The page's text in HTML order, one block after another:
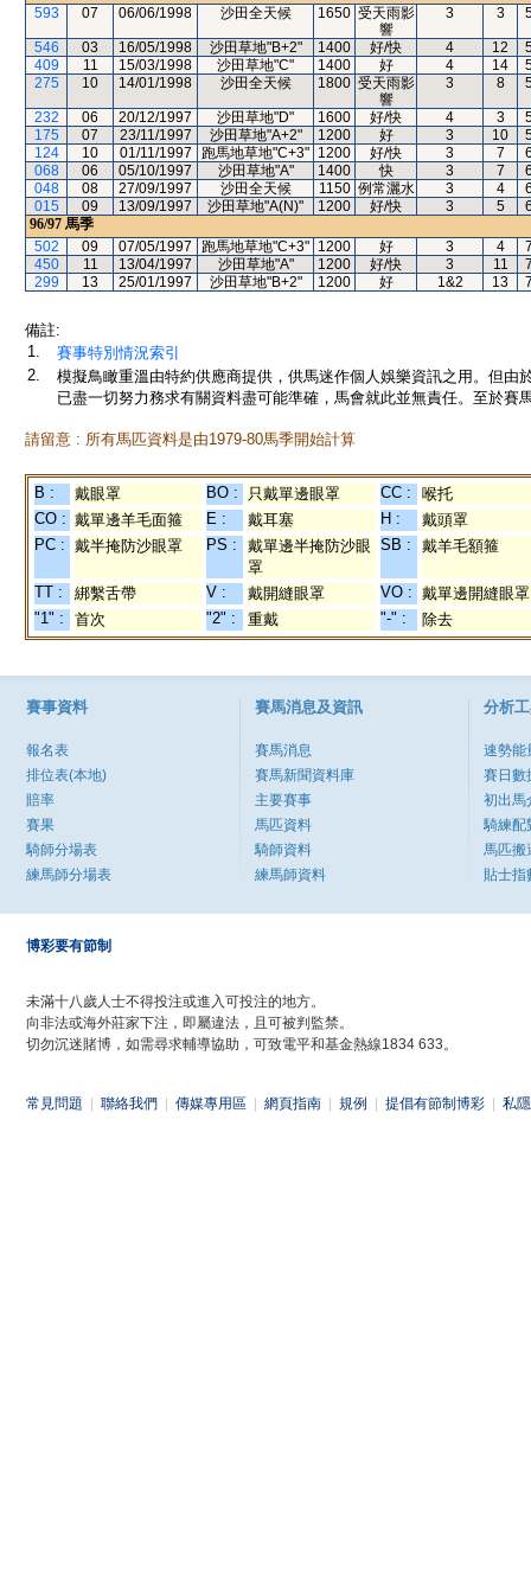
593
07 06/06/1998 沙田全天候 1650 受天雨影
響
3 3
546 03 16/05/1998 沙田草地"B+2" 1400 好/快 4 12
409
11 15/03/1998 沙田草地"C" 1400 好 4 14
275
10 14/01/1998 沙田全天候 1800 受天雨影
響
3 8
232 06 20/12/1997 沙田草地"D" 1600 好/快 4 3
175
07 23/11/1997 沙田草地"A+2" 1200 好 3 10
124
10 01/11/1997 跑馬地草地"C+3" 1200 好/快 3 7
068
06 05/10/1997 沙田草地"A" 1400 快 3 7
048
08 27/09/1997 沙田全天候 1150 例常灑水 3 4
015
09 13/09/1997 沙田草地"A(N)" 1200 好/快 3 5
96/97 馬季
502
09 07/05/1997 跑馬地草地"C+3" 1200 好 3 4
450
11 13/04/1997 沙田草地"A" 1200 好/快 3 11
299
13 25/01/1997 沙田草地"B+2" 1200 好 1&2 13
備註:
1.
賽事特別情況索引
2.
模擬鳥瞰重溫由特約供應商提供，供馬迷作個人娛樂資訊之用。但
已盡一切努力務求有關資料盡可能準確，馬會就此並無責任。至於賽
請留意 : 所有馬匹資料是由1979-80馬季開始計算
B : 戴眼罩 BO : 只戴單邊眼罩 CC :
喉托
CO : 戴單邊羊毛面箍 E : 戴耳塞 H :
戴頭罩
PC : 戴半掩防沙眼罩 PS :
戴單邊半掩防沙眼
罩
SB : 戴羊毛額箍
TT : 綁繫舌帶 V : 戴開縫眼罩 VO : 戴單邊開縫眼罩
"1" :
首次 "2" : 重戴 "-" : 除去
賽事資料
報名表
排位表(本地)
賠率
賽果
騎師分場表
練馬師分場表
賽馬消息及資訊
賽馬消息
賽馬新聞資料庫
主要賽事
馬匹資料
騎師資料
練馬師資料
分析
速勢能
賽日數
初出馬
騎練配
馬匹搬
貼士指
博彩要有節制
未滿十八歲人士不得投注或進入可投注的地方。
向非法或海外莊家下注，即屬違法，且可被判監禁。
切勿沉迷賭博，如需尋求輔導協助，可致電平和基金熱線1834 633。
常見問題 聯絡我們 傳媒專用區 網頁指南 規例 提倡有節制博彩 私